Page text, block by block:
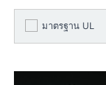
มาตรฐาน UL